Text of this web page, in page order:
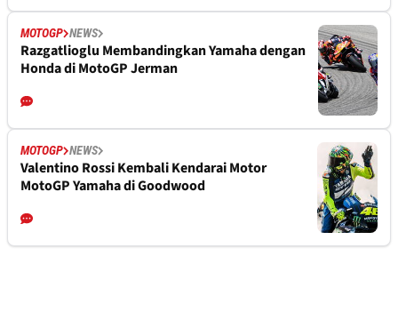
MOTOGP NEWS
Razgatlioglu Membandingkan Yamaha dengan
Honda di MotoGP Jerman
MOTOGP NEWS
Valentino Rossi Kembali Kendarai Motor
MotoGP Yamaha di Goodwood